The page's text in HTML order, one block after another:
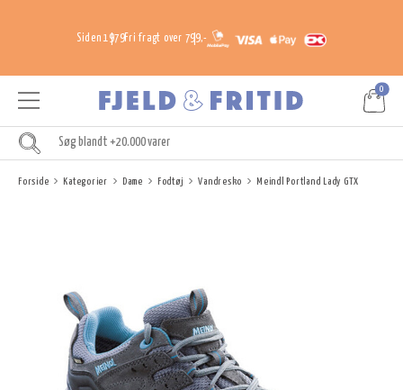
Siden 1979Fri fragt over 799,-
0
Forside Kategorier Dame Fodtøj Vandresko Meindl Portland Lady GTX